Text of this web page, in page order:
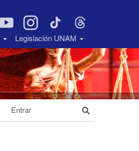
Legislación UNAM
Entrar